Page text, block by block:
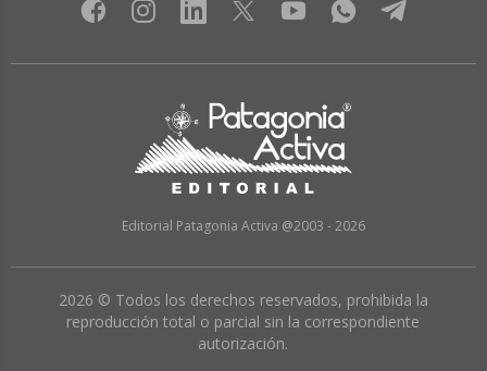
Editorial Patagonia Activa @2003 - 2026
2026 © Todos los derechos reservados, prohibida la
reproducción total o parcial sin la correspondiente
autorización.